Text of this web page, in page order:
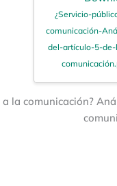
¿Servicio-
comunicación-
del-artículo-5-
la comunicación?